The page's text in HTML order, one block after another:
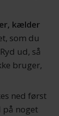
kælder
som du
ud, så
bruger,
ned først
på noget